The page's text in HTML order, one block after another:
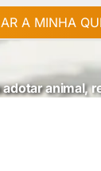
A MINHA
animal,